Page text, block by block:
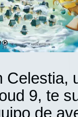
Celestia,
9, te
de